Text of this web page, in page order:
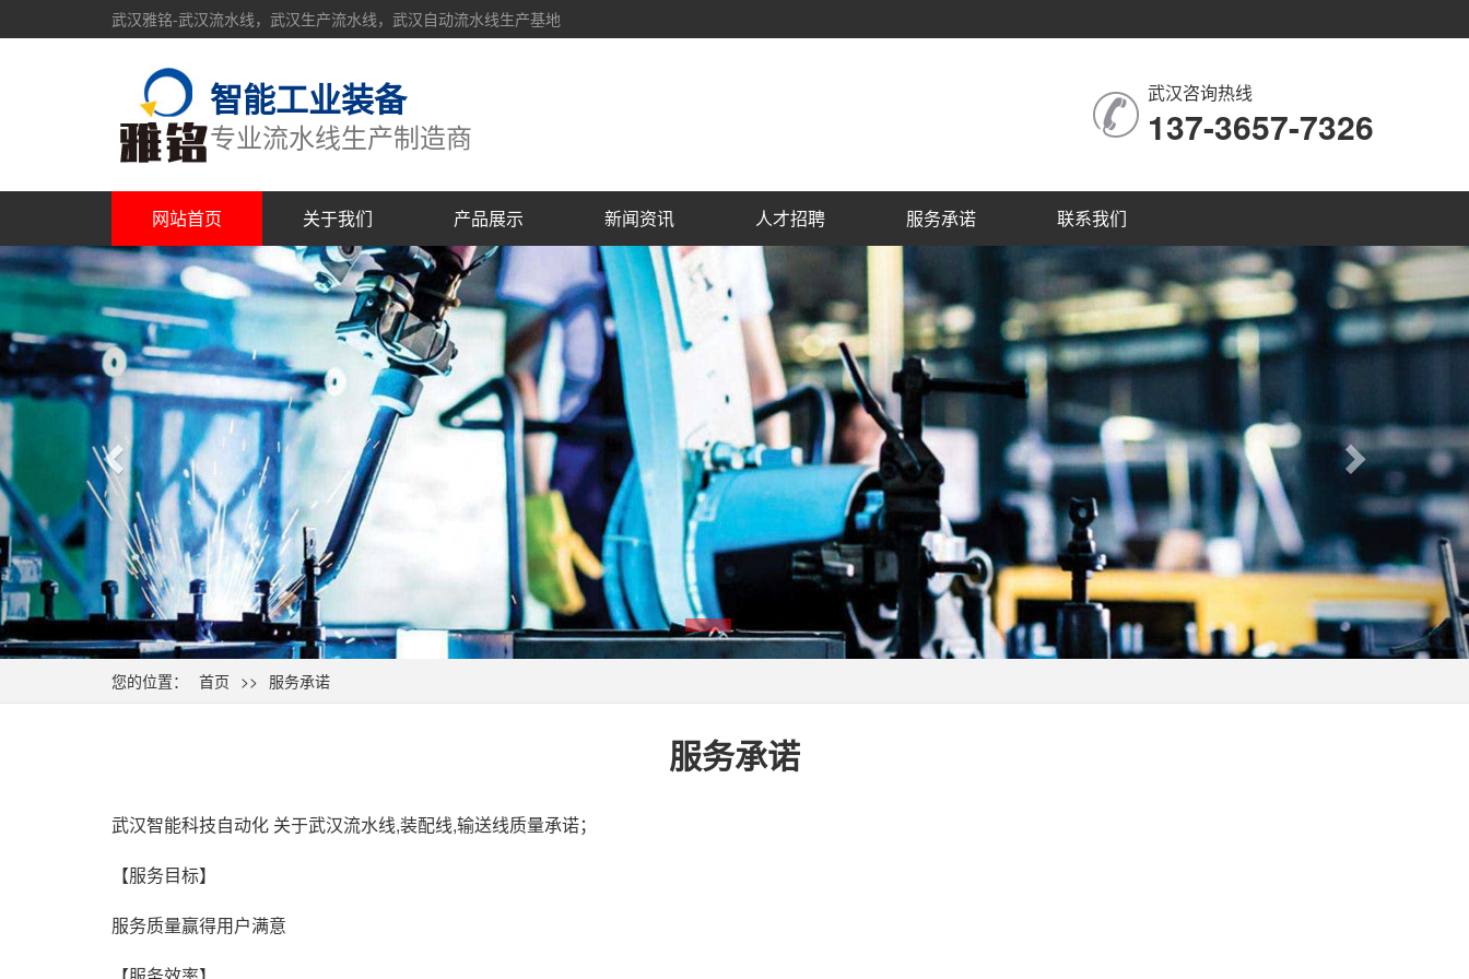
武汉雅铭-武汉流水线，武汉生产流水线，武汉自动流水线生产基地
智能工业装备
专业流水线生产制造商
武汉咨询热线
137-3657-7326
网站首页 关于我们 产品展示 新闻资讯 人才招聘 服务承诺 联系我们
Previous Next
您的位置： 首页 >> 服务承诺
服务承诺
武汉智能科技自动化 关于武汉流水线,装配线,输送线质量承诺；
【服务目标】
服务质量赢得用户满意